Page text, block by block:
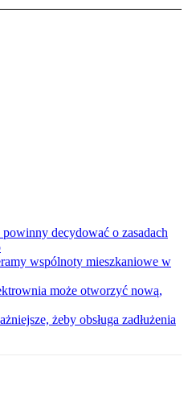
decydować o zasadach
wspólnoty mieszkaniowe w
może otworzyć nową,
żeby obsługa zadłużenia